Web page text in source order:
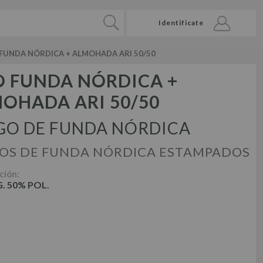
Identificate
NÓRDICA + ALMOHADA ARI 50/50
FUNDA NÓRDICA +
ARI 50/50
DE FUNDA NÓRDICA
DE FUNDA NÓRDICA ESTAMPADOS
50% POL.